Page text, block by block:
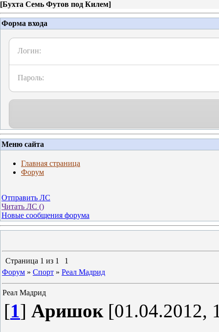
[Бухта Семь Футов под Килем]
Форма входа
Логин:
Пароль:
Меню сайта
Главная страница
Форум
Отправить ЛС
Читать ЛС ()
Новые сообщения форума
Страница 1 из 1
1
Форум » Спорт » Реал Мадрид
Реал Мадрид
[1] Аришок[01.04.2012,